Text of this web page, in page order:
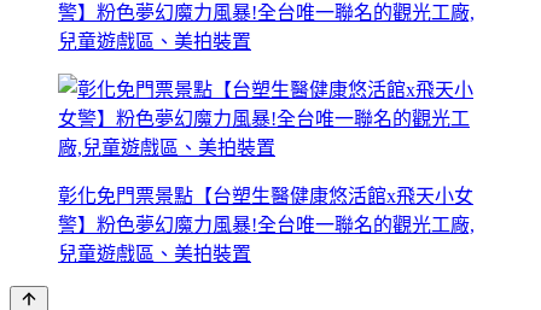
警】粉色夢幻魔力風暴!全台唯一聯名的觀光工廠,
兒童遊戲區、美拍裝置
彰化免門票景點【台塑生醫健康悠活館x飛天小女
警】粉色夢幻魔力風暴!全台唯一聯名的觀光工廠,
兒童遊戲區、美拍裝置